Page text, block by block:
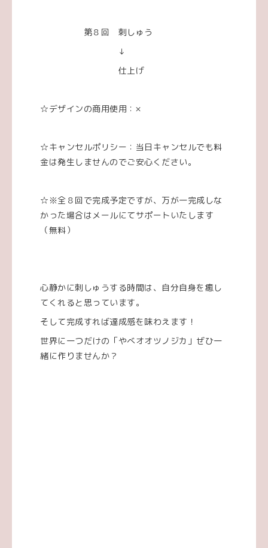
第８回 刺しゅう
↓
仕上げ
☆デザインの商用使用：×
☆キャンセルポリシー：当日キャンセルでも料
金は発生しませんのでご安心ください。
☆※全８回で完成予定ですが、万が一完成しな
かった場合はメールにてサポートいたします
（無料）
心静かに刺しゅうする時間は、自分自身を癒し
てくれると思っています。
そして完成すれば達成感を味わえます！
世界に一つだけの「やべオオツノジカ」ぜひ一
緒に作りませんか？